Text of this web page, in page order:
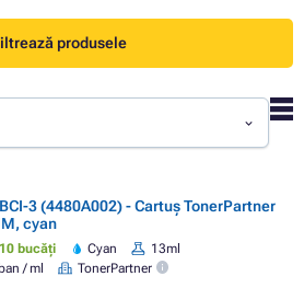
produsele
3 (4480A002) - Cartuș TonerPartner
cyan
bucăți Cyan
13ml
/ ml
TonerPartner